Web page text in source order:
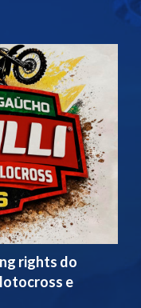
rights do
e